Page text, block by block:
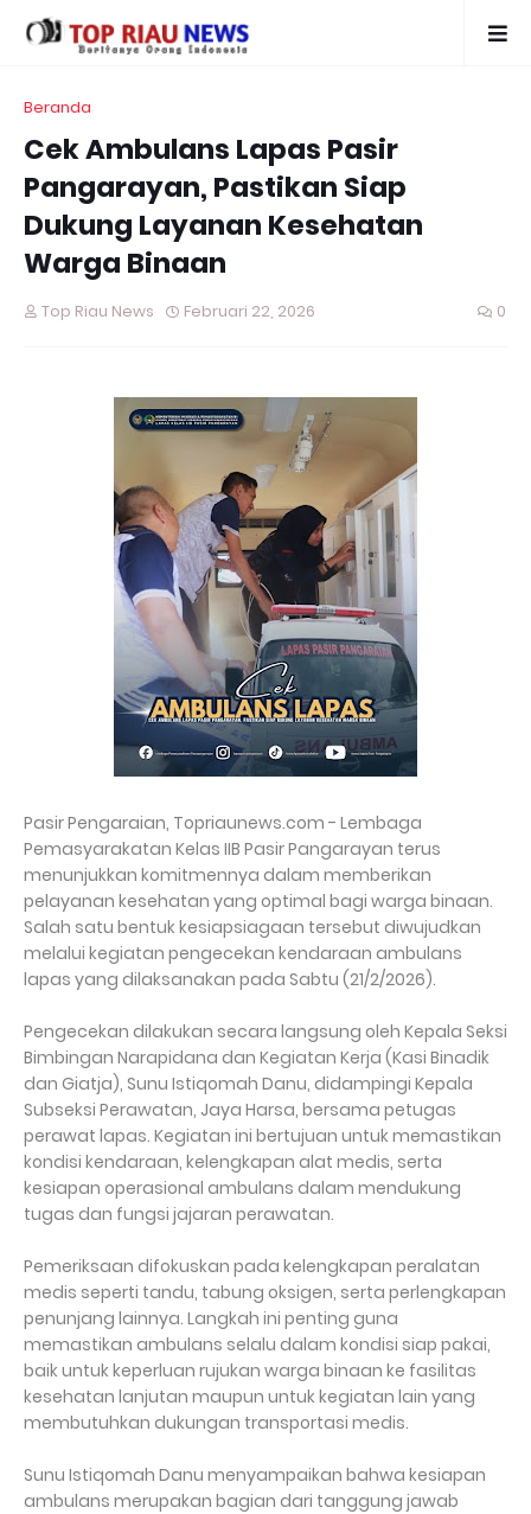
Beranda
Cek Ambulans Lapas Pasir
Pangarayan, Pastikan Siap
Dukung Layanan Kesehatan
Warga Binaan
Top Riau News Februari 22, 2026 0
Pasir Pengaraian, Topriaunews.com - Lembaga
Pemasyarakatan Kelas IIB Pasir Pangarayan terus
menunjukkan komitmennya dalam memberikan
pelayanan kesehatan yang optimal bagi warga binaan.
Salah satu bentuk kesiapsiagaan tersebut diwujudkan
melalui kegiatan pengecekan kendaraan ambulans
lapas yang dilaksanakan pada Sabtu (21/2/2026).
Pengecekan dilakukan secara langsung oleh Kepala Seksi
Bimbingan Narapidana dan Kegiatan Kerja (Kasi Binadik
dan Giatja), Sunu Istiqomah Danu, didampingi Kepala
Subseksi Perawatan, Jaya Harsa, bersama petugas
perawat lapas. Kegiatan ini bertujuan untuk memastikan
kondisi kendaraan, kelengkapan alat medis, serta
kesiapan operasional ambulans dalam mendukung
tugas dan fungsi jajaran perawatan.
Pemeriksaan difokuskan pada kelengkapan peralatan
medis seperti tandu, tabung oksigen, serta perlengkapan
penunjang lainnya. Langkah ini penting guna
memastikan ambulans selalu dalam kondisi siap pakai,
baik untuk keperluan rujukan warga binaan ke fasilitas
kesehatan lanjutan maupun untuk kegiatan lain yang
membutuhkan dukungan transportasi medis.
Sunu Istiqomah Danu menyampaikan bahwa kesiapan
ambulans merupakan bagian dari tanggung jawab